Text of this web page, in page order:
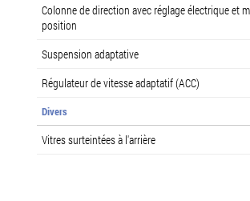
Colonne de direction avec réglage électrique et
position
Suspension adaptative
Régulateur de vitesse adaptatif (ACC)
Divers
Vitres surteintées à l'arrière